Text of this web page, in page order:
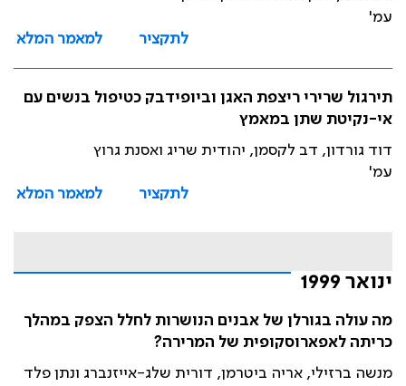
עמ'
לתקציר
למאמר המלא
תירגול שרירי ריצפת האגן וביופידבק כטיפול בנשים עם
אי-נקיטת שתן במאמץ
דוד גורדון, דב לקסמן, יהודית שריג ואסנת גרוץ
עמ'
לתקציר
למאמר המלא
ינואר 1999
מה עולה בגורלן של אבנים הנושרות לחלל הצפק במהלך
כריתה לאפארוסקופית של המרירה?
מנשה ברזילי, אריה ביטרמן, דורית שלג-אייזנברג ונתן פלד